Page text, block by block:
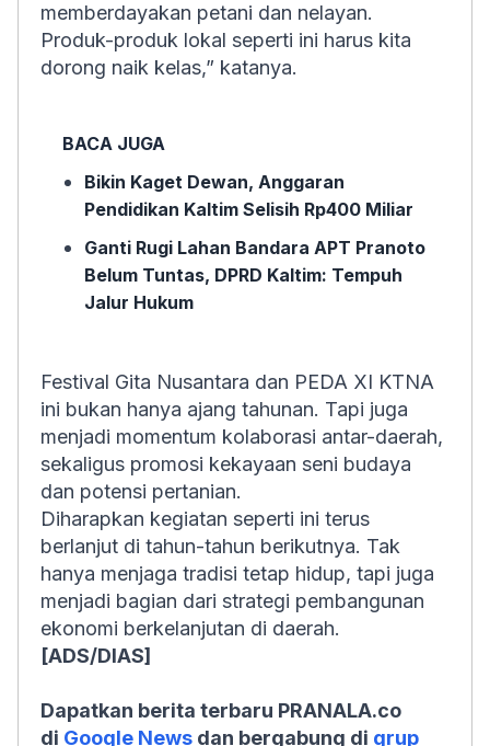
memberdayakan petani dan nelayan.
Produk-produk lokal seperti ini harus kita
dorong naik kelas,” katanya.
BACA JUGA
Bikin Kaget Dewan, Anggaran
Pendidikan Kaltim Selisih Rp400 Miliar
Ganti Rugi Lahan Bandara APT Pranoto
Belum Tuntas, DPRD Kaltim: Tempuh
Jalur Hukum
Festival Gita Nusantara dan PEDA XI KTNA
ini bukan hanya ajang tahunan. Tapi juga
menjadi momentum kolaborasi antar-daerah,
sekaligus promosi kekayaan seni budaya
dan potensi pertanian.
Diharapkan kegiatan seperti ini terus
berlanjut di tahun-tahun berikutnya. Tak
hanya menjaga tradisi tetap hidup, tapi juga
menjadi bagian dari strategi pembangunan
ekonomi berkelanjutan di daerah.
[ADS/DIAS]
Dapatkan berita terbaru PRANALA.co
di Google News dan bergabung di grup